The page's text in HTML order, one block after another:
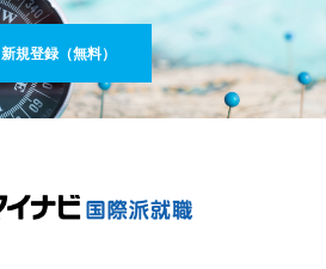
新規登録（無料）